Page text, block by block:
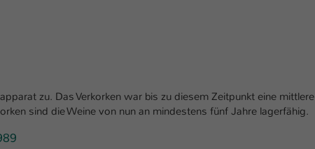
zu. Das Verkorken war bis zu diesem Zeitpunkt eine mittlere
sind die Weine von nun an mindestens fünf Jahre lagerfähig.